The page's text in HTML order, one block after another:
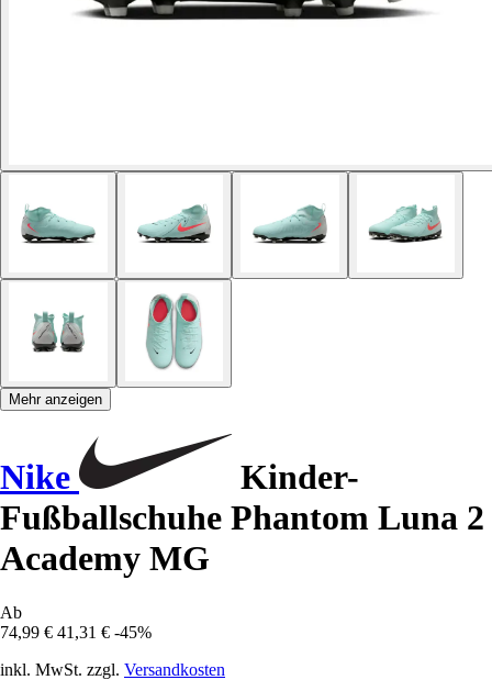
Mehr anzeigen
Nike
Kinder-
Fußballschuhe Phantom Luna 2
Academy MG
Ab
74,99 € 41,31 € -45%
inkl. MwSt. zzgl. Versandkosten